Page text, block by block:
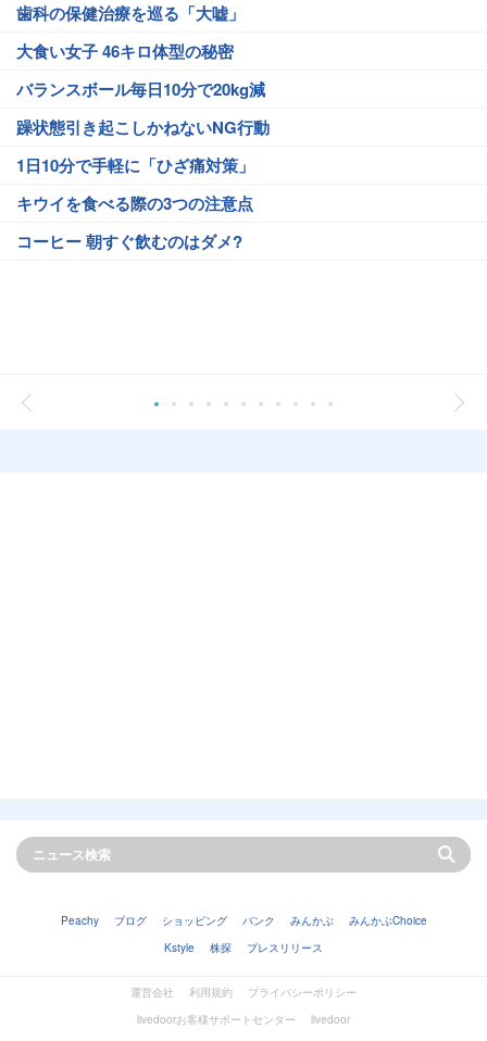
歯科の保健治療を巡る「大嘘」
大食い女子 46キロ体型の秘密
バランスボール毎日10分で20kg減
躁状態引き起こしかねないNG行動
1日10分で手軽に「ひざ痛対策」
キウイを食べる際の3つの注意点
コーヒー 朝すぐ飲むのはダメ?
Peachy ブログ ショッピング バンク みんかぶ
みんかぶChoice
Kstyle
株探 プレスリリース
運営会社 利用規約
プライバシーポリシー
livedoorお客様サポートセンター
livedoor